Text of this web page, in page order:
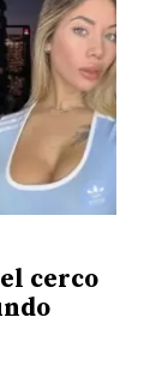
cerco